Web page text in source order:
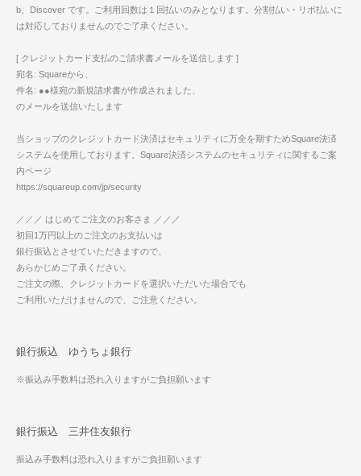
b、Discover です。ご利用回数は１回払いのみとなります。分割払い・リボ払いに
は対応しておりませんのでご了承ください。
[ クレジットカード支払のご請求書メールを送信します ]
宛名: Squareから、
件名: ●●様宛の新規請求書が作成されました、
のメールを送信いたします
当ショップのクレジットカード決済はセキュリティに万全を期すためSquare決済
システムを使用しております。Square決済システムのセキュリティに関するご案
内ページ
https://squareup.com/jp/security
／／／ はじめてご注文のお客さま ／／／
初回1万円以上のご注文のお支払いは
銀行振込とさせていただきますので、
あらかじめご了承ください。
ご注文の際、クレジットカードを選択いただいた場合でも
ご利用いただけませんので、ご注意ください。
銀行振込 ゆうちょ銀行
※振込み手数料は恐れ入りますがご負担願います
銀行振込 三井住友銀行
振込み手数料は恐れ入りますがご負担願います